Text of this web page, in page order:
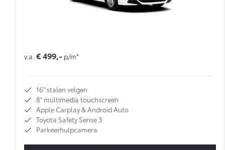
v.a. € 499,- p/m*
16'' stalen velgen
8'' multimedia touchscreen
Apple Carplay & Android Auto
Toyota Safety Sense 3
Parkeerhulpcamera